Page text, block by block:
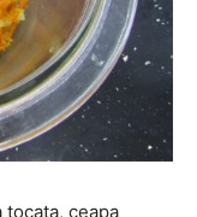
ceapa